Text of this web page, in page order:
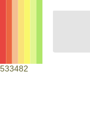
533482